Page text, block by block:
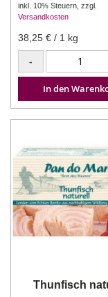
inkl. 10% Steuern zzgl.
Versandkosten
38,25 € / 1 kg
-
In den
Thunfisch